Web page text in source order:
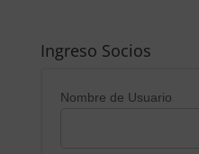
Ingreso Socios
Nombre de Usuario